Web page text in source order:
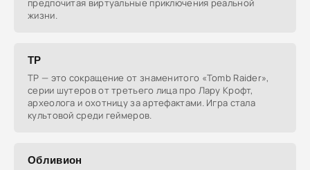
предпочитая виртуальные приключения реальной
жизни.
ТР
ТР — это сокращение от знаменитого «Tomb Raider»,
серии шутеров от третьего лица про Лару Крофт,
археолога и охотницу за артефактами. Игра стала
культовой среди геймеров.
Обливион